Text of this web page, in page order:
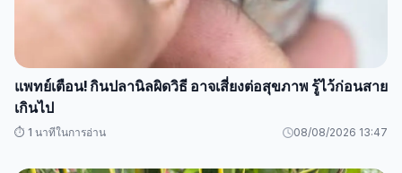
แพทย์เตือน! กินปลานิลผิดวิธี อาจเสี่ยงต่อสุขภาพ รู้ไว้ก่อนสาย
เกินไป
⏱️ 1 นาทีในการอ่าน 08/08/2026 13:47